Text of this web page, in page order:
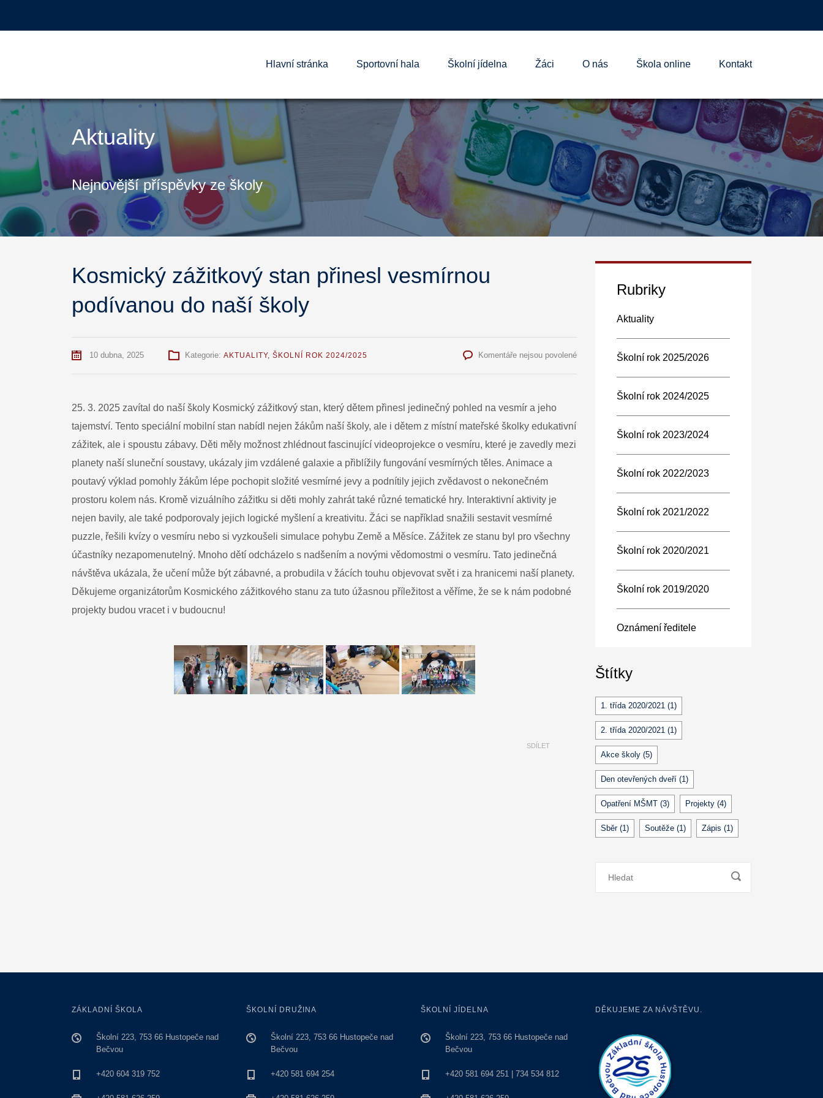
Hlavní stránka Sportovní hala Školní jídelna Žáci O nás Škola online Kontakt
Aktuality
Nejnovější příspěvky ze školy
Kosmický zážitkový stan přinesl vesmírnou
podívanou do naší školy
10 dubna, 2025 Kategorie: AKTUALITY, ŠKOLNÍ ROK 2024/2025 Komentáře nejsou povolenéu
25. 3. 2025 zavítal do naší školy Kosmický zážitkový stan, který dětem přinesl jedinečný pohled na vesmír a jeho
tajemství. Tento speciální mobilní stan nabídl nejen žákům naší školy, ale i dětem z místní mateřské školky edukativní
zážitek, ale i spoustu zábavy. Děti měly možnost zhlédnout fascinující videoprojekce o vesmíru, které je zavedly mezi
planety naší sluneční soustavy, ukázaly jim vzdálené galaxie a přiblížily fungování vesmírných těles. Animace a
poutavý výklad pomohly žákům lépe pochopit složité vesmírné jevy a podnítily jejich zvědavost o nekonečném
prostoru kolem nás. Kromě vizuálního zážitku si děti mohly zahrát také různé tematické hry. Interaktivní aktivity je
nejen bavily, ale také podporovaly jejich logické myšlení a kreativitu. Žáci se například snažili sestavit vesmírné
puzzle, řešili kvízy o vesmíru nebo si vyzkoušeli simulace pohybu Země a Měsíce. Zážitek ze stanu byl pro všechny
účastníky nezapomenutelný. Mnoho dětí odcházelo s nadšením a novými vědomostmi o vesmíru. Tato jedinečná
návštěva ukázala, že učení může být zábavné, a probudila v žácích touhu objevovat svět i za hranicemi naší planety.
Děkujeme organizátorům Kosmického zážitkového stanu za tuto úžasnou příležitost a věříme, že se k nám podobné
projekty budou vracet i v budoucnu!
SDÍLET
Rubriky
Aktuality
Školní rok 2025/2026
Školní rok 2024/2025
Školní rok 2023/2024
Školní rok 2022/2023
Školní rok 2021/2022
Školní rok 2020/2021
Školní rok 2019/2020
Oznámení ředitele
Štítky
1. třída 2020/2021 (1)
2. třída 2020/2021 (1)
Akce školy (5)
Den otevřených dveří (1)
Opatření MŠMT (3) Projekty (4)
Sběr(1) Soutěže (1) Zápis (1)
ZÁKLADNÍ ŠKOLA
Školní 223, 753 66 Hustopeče nad
Bečvou
+420 604 319 752
ŠKOLNÍ DRUŽINA
Školní 223, 753 66 Hustopeče nad
Bečvou
+420 581 694 254
ŠKOLNÍ JÍDELNA
Školní 223, 753 66 Hustopeče nad
Bečvou
+420 581 694 251 | 734 534 812
DĚKUJEME ZA NÁVŠTĚVU.